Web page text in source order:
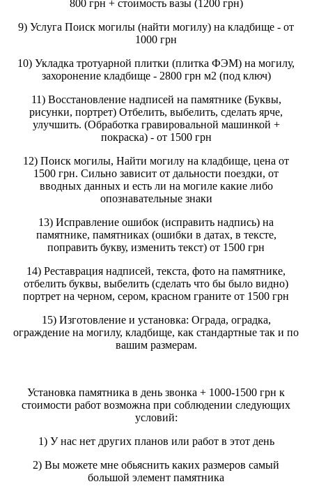
800 грн + стоимость вазы (1200 грн)
9) Услуга Поиск могилы (найти могилу) на кладбище - от
1000 грн
10) Укладка тротуарной плитки (плитка ФЭМ) на могилу,
захоронение кладбище - 2800 грн м2 (под ключ)
11) Восстановление надписей на памятнике (Буквы,
рисунки, портрет) Отбелить, выбелить, сделать ярче,
улучшить. (Обработка гравировальной машинкой +
покраска) - от 1500 грн
12) Поиск могилы, Найти могилу на кладбище, цена от
1500 грн. Сильно зависит от дальности поездки, от
вводных данных и есть ли на могиле какие либо
опознавательные знаки
13) Исправление ошибок (исправить надпись) на
памятнике, памятниках (ошибки в датах, в тексте,
поправить букву, изменить текст) от 1500 грн
14) Реставрация надписей, текста, фото на памятнике,
отбелить буквы, выбелить (сделать что бы было видно)
портрет на черном, сером, красном граните от 1500 грн
15) Изготовление и установка: Ограда, оградка,
ограждение на могилу, кладбище, как стандартные так и по
вашим размерам.
Установка памятника в день звонка + 1000-1500 грн к
стоимости работ возможна при соблюдении следующих
условий:
1) У нас нет других планов или работ в этот день
2) Вы можете мне обьяснить каких размеров самый
большой элемент памятника